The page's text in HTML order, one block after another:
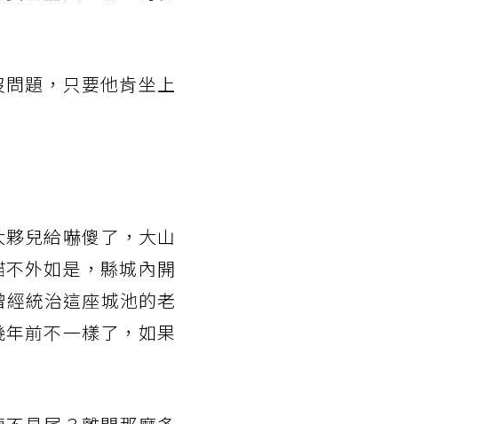
題，只要他肯坐上
兒給嚇傻了，大山
外如是，縣城內開
經統治這座城池的老
前不一樣了，如果